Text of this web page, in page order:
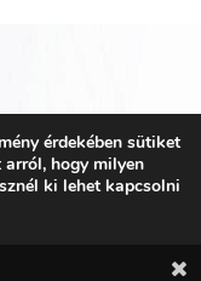
|
érdekében sütiket
hogy milyen
ki lehet kapcsolni